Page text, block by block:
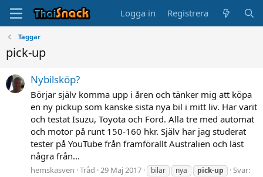
Logga in Registrera
Taggar
pick-up
Nybilsköp?
Börjar själv komma upp i åren och tänker mig att köpa
en ny pickup som kanske sista nya bil i mitt liv. Har varit
och testat Isuzu, Toyota och Ford. Alla tre med automat
och motor på runt 150-160 hkr. Själv har jag studerat
tester på YouTube från framförallt Australien och läst
några från...
hemskasven Tråd 29 Maj 2017 bilar nya pick-up
Svar: